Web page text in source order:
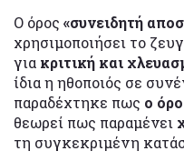
Ο όρος «συνειδητή
χρησιμοποιήσει το
για κριτική και
ίδια η ηθοποιός σε
παραδέχτηκε πως ο
θεωρεί πως παραμένει
τη συγκεκριμένη